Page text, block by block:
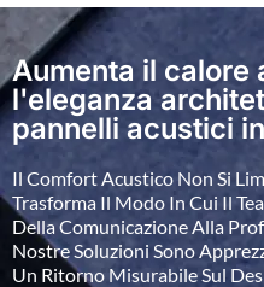
Aumenta il calore
l'eleganza
pannelli acustici
Il Comfort Acustico Non Si
Trasforma Il Modo In Cui Il
Della Comunicazione Alla
Nostre Soluzioni Sono
Un Ritorno Misurabile Sul